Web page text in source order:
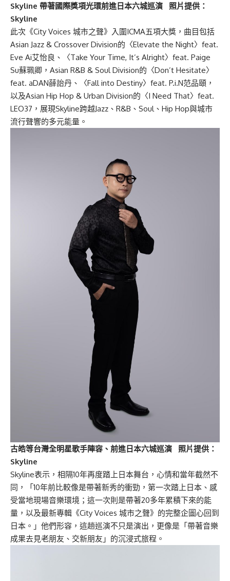
Skyline 帶著國際獎項光環前進日本六城巡演 照片提供：
Skyline
此次《City Voices 城市之聲》入圍ICMA五項大獎，曲目包括
Asian Jazz & Crossover Division的〈Elevate the Night〉feat.
Eve Ai艾怡良、〈Take Your Time, It’s Alright〉feat. Paige
Su蘇珮卿，Asian R&B & Soul Division的〈Don’t Hesitate〉
feat. aDAN薛詒丹、〈Fall into Destiny〉feat. P.i.N范品頤，
以及Asian Hip Hop & Urban Division的〈I Need That〉feat.
LEO37，展現Skyline跨越Jazz、R&B、Soul、Hip Hop與城市
流行聲響的多元能量。
古皓等台灣全明星歌手陣容、前進日本六城巡演 照片提供：
Skyline
Skyline表示，相隔10年再度踏上日本舞台，心情和當年截然不
同，「10年前比較像是帶著新秀的衝勁，第一次踏上日本、感
受當地現場音樂環境；這一次則是帶著20多年累積下來的能
量，以及最新專輯《City Voices 城市之聲》的完整企圖心回到
日本。」他們形容，這趟巡演不只是演出，更像是「帶著音樂
成果去見老朋友、交新朋友」的沉浸式旅程。